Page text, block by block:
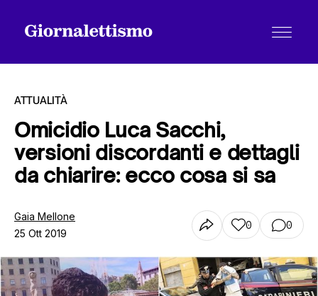
Tutti gli articoli
Chi siamo
Contatti
ATTUALITÀ
Omicidio Luca Sacchi,
versioni discordanti e dettagli
da chiarire: ecco cosa si sa
Gaia Mellone
25 Ott 2019
0 0